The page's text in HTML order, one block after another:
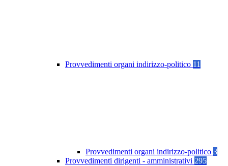
Provvedimenti organi indirizzo-politico 11
Provvedimenti organi indirizzo-politico 3
Provvedimenti dirigenti - amministrativi 295